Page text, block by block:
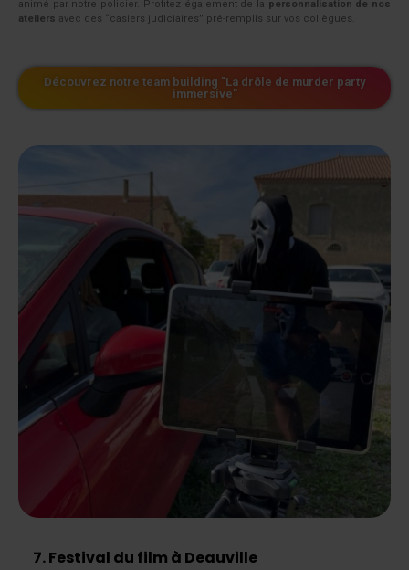
animé par notre policier. Profitez également de la personnalisation de nos
ateliers avec des “casiers judiciaires” pré-remplis sur vos collègues.
Découvrez notre team building "La drôle de murder party
immersive"
7. Festival du film à Deauville